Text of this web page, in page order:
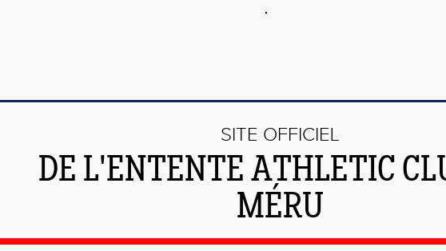
SITE OFFICIEL
DE L'ENTENTE ATHLETIC
MÉRU